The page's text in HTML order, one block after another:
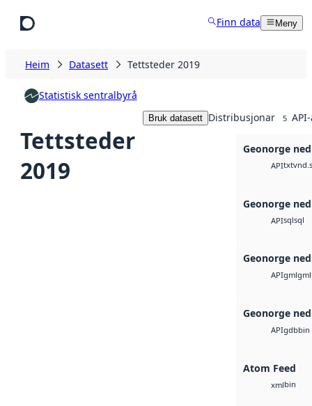
Finn data Meny
Heim Datasett Tettsteder 2019
Statistisk sentralbyrå
Tettsteder
2019
Bruk datasett Distribusjonar 5
Geonorge
APItxt
Geonorge
APIsqlsql
Geonorge
APIgmlgml
Geonorge
APIgdbbin
Atom Feed
xmlbin